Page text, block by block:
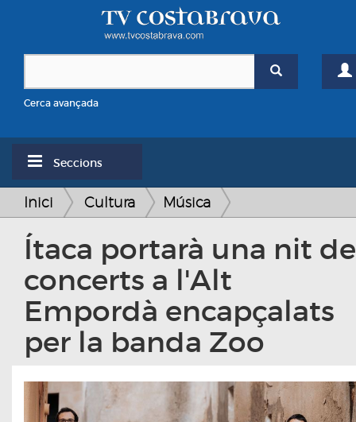
Cerca avançada
Seccions
Inici Cultura Música
Ítaca portarà una nit de
concerts a l'Alt
Empordà encapçalats
per la banda Zoo